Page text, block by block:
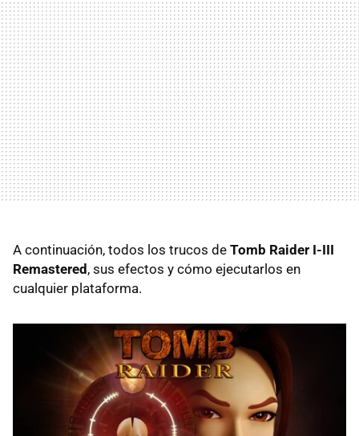
A continuación, todos los trucos de Tomb Raider I-III
Remastered, sus efectos y cómo ejecutarlos en
cualquier plataforma.